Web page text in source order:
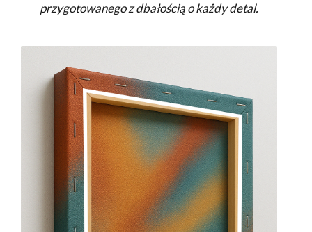
przygotowanego z dbałością o każdy detal.